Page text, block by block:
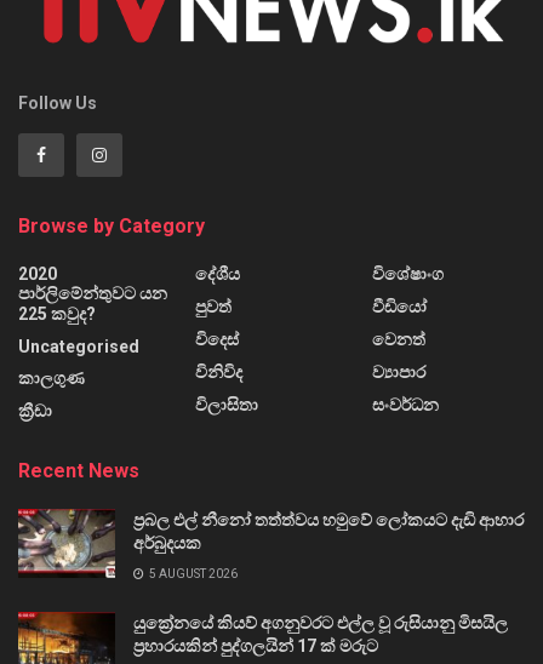
Follow Us
Browse by Category
2020
පාර්ලිමේන්තුවට යන
225 කවුද?
Uncategorised
කාලගුණ
ක්‍රීඩා
දේශීය
පුවත්
විදෙස්
විනිවිද
විලාසිතා
විශේෂාංග
වීඩියෝ
වෙනත්
ව්‍යාපාර
සංවර්ධන
Recent News
ප්‍රබල එල් නීනෝ තත්ත්වය හමුවේ ලෝකයට දැඩි ආහාර
අර්බුදයක
5 AUGUST 2026
යුක්‍රේනයේ කියව් අගනුවරට එල්ල වූ රුසියානු මිසයිල
ප්‍රහාරයකින් පුද්ගලයින් 17 ක් මරුට